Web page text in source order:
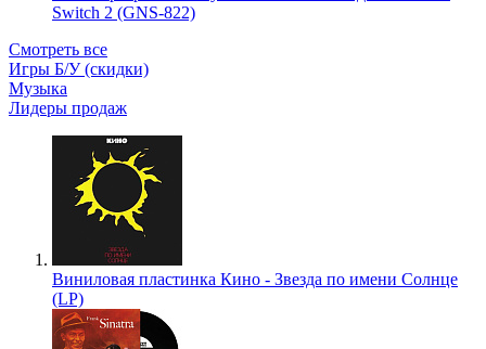
Switch 2 (GNS-822)
Смотреть все
Игры Б/У (скидки)
Музыка
Лидеры продаж
Виниловая пластинка Кино - Звезда по имени Солнце
(LP)